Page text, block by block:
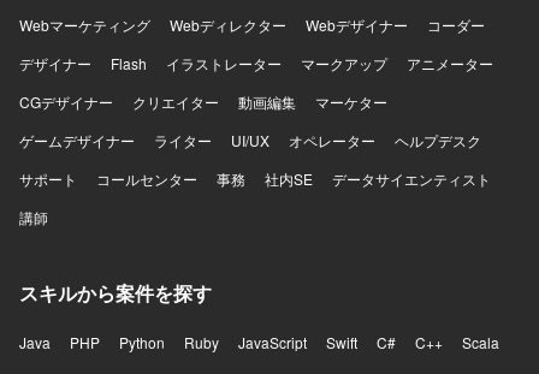
Webマーケティング
Webディレクター Webデザイナー
コーダー
デザイナー
Flash イラストレーター マークアップ
アニメーター
CGデザイナー
クリエイター 動画編集
マーケター
ゲームデザイナー
ライター UI/UX オペレーター
ヘルプデスク
サポート
コールセンター 事務 社内SE
データサイエンティスト
講師
スキルから案件を探す
Java PHP Python Ruby JavaScript Swift C# C++
Scala